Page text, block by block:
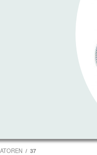
37